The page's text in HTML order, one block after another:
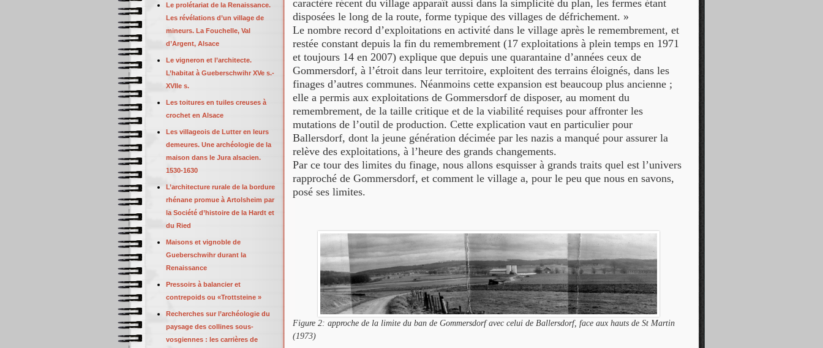
caractère récent du village apparaît aussi dans la simplicité du plan, les fermes étant
disposées le long de la route, forme typique des villages de défrichement. »
Le nombre record d’exploitations en activité dans le village après le remembrement, et
restée constant depuis la fin du remembrement (17 exploitations à plein temps en 1971
et toujours 14 en 2007) explique que depuis une quarantaine d’années ceux de
Gommersdorf, à l’étroit dans leur territoire, exploitent des terrains éloignés, dans les
finages d’autres communes. Néanmoins cette expansion est beaucoup plus ancienne ;
elle a permis aux exploitations de Gommersdorf de disposer, au moment du
remembrement, de la taille critique et de la viabilité requises pour affronter les
mutations de l’outil de production. Cette explication vaut en particulier pour
Ballersdorf, dont la jeune génération décimée par les nazis a manqué pour assurer la
relève des exploitations, à l’heure des grands changements.
Par ce tour des limites du finage, nous allons esquisser à grands traits quel est l’univers
rapproché de Gommersdorf, et comment le village a, pour le peu que nous en savons,
posé ses limites.
Figure 2: approche de la limite du ban de Gommersdorf avec celui de Ballersdorf, face aux hauts de St Martin
(1973)
Le prolétariat de la Renaissance.
Les révélations d’un village de
mineurs. La Fouchelle, Val
d’Argent, Alsace
Le vigneron et l’architecte.
L’habitat à Gueberschwihr XVe s.-
XVIIe s.
Les toitures en tuiles creuses à
crochet en Alsace
Les villageois de Lutter en leurs
demeures. Une archéologie de la
maison dans le Jura alsacien.
1530-1630
L’architecture rurale de la bordure
rhénane promue à Artolsheim par
la Société d’histoire de la Hardt et
du Ried
Maisons et vignoble de
Gueberschwihr durant la
Renaissance
Pressoirs à balancier et
contrepoids ou «Trottsteine »
Recherches sur l’archéologie du
paysage des collines sous-
vosgiennes : les carrières de